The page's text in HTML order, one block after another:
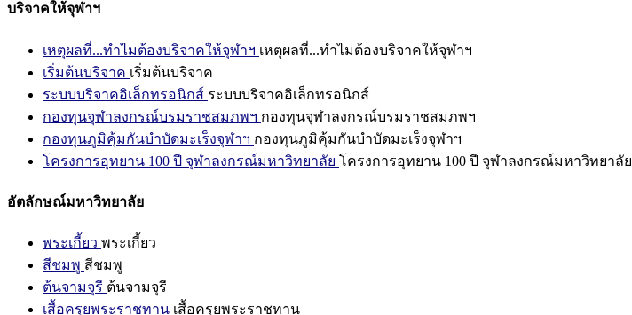
บริจาคให้จุฬาฯ
เหตุผลที่...ทำไมต้องบริจาคให้จุฬาฯ เหตุผลที่...ทำไมต้องบริจาคให้จุฬาฯ
เริ่มต้นบริจาค เริ่มต้นบริจาค
ระบบบริจาคอิเล็กทรอนิกส์ ระบบบริจาคอิเล็กทรอนิกส์
กองทุนจุฬาลงกรณ์บรมราชสมภพฯ กองทุนจุฬาลงกรณ์บรมราชสมภพฯ
กองทุนภูมิคุ้มกันบำบัดมะเร็งจุฬาฯ กองทุนภูมิคุ้มกันบำบัดมะเร็งจุฬาฯ
โครงการอุทยาน 100 ปี จุฬาลงกรณ์มหาวิทยาลัย โครงการอุทยาน 100 ปี จุฬาลงกรณ์มหาวิทยาลัย
อัตลักษณ์มหาวิทยาลัย
พระเกี้ยว พระเกี้ยว
สีชมพู สีชมพู
ต้นจามจุรี ต้นจามจุรี
เสื้อครุยพระราชทาน เสื้อครุยพระราชทาน